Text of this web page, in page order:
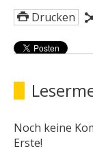
Drucken
Noch keine
Erste!